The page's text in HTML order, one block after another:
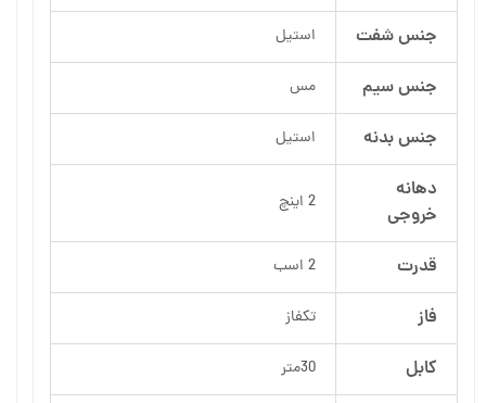
جنس شفت استیل
جنس سیم مس
جنس بدنه استیل
دهانه
خروجی
2 اینچ
قدرت 2 اسب
فاز تکفاز
کابل 30متر